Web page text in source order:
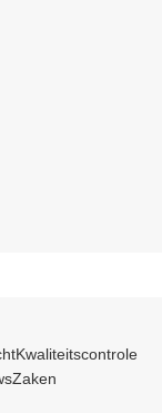
Kwaliteitscontrole
Zaken